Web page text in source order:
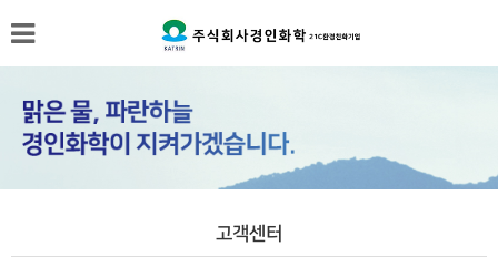
고객센터